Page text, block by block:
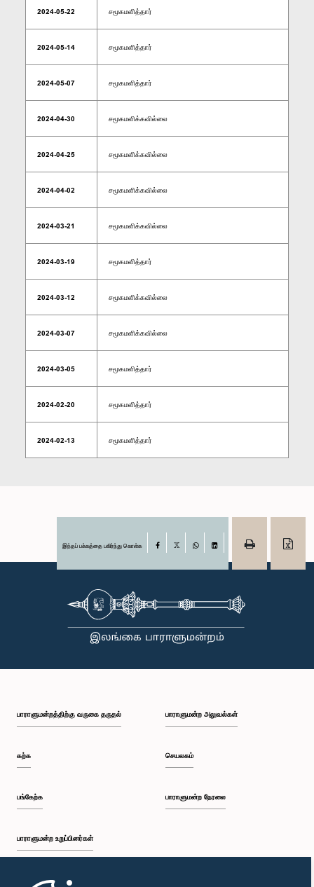
2024-05-22 சமூகமளித்தார்
2024-05-14 சமூகமளித்தார்
2024-05-07 சமூகமளித்தார்
2024-04-30 சமூகமளிக்கவில்லை
2024-04-25 சமூகமளிக்கவில்லை
2024-04-02 சமூகமளிக்கவில்லை
2024-03-21 சமூகமளிக்கவில்லை
2024-03-19 சமூகமளித்தார்
2024-03-12 சமூகமளிக்கவில்லை
2024-03-07 சமூகமளிக்கவில்லை
2024-03-05 சமூகமளித்தார்
2024-02-20 சமூகமளித்தார்
2024-02-13 சமூகமளித்தார்
இந்தப் பக்கத்தை பகிர்ந்து கொள்க Facebook
பாராளுமன்றத்திற்கு வருகை தருதல்
கற்க
பங்கேற்க
பாராளுமன்ற உறுப்பினர்கள்
முதற்பக்கம்
பாராளுமன்ற அலுவல்கள்
செயலகம்
பாராளுமன்ற நேரலை